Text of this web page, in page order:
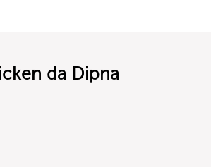
da Dipna